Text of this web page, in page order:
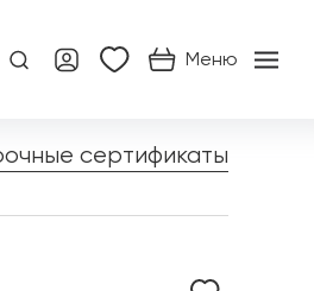
Меню
сертификаты